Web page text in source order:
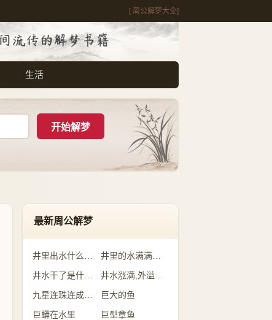
[ 周公解梦大全]
生活
最新周公解梦
井里的水满满的是什么意思
巨大的鱼
巨蟒在水里
巨型章鱼